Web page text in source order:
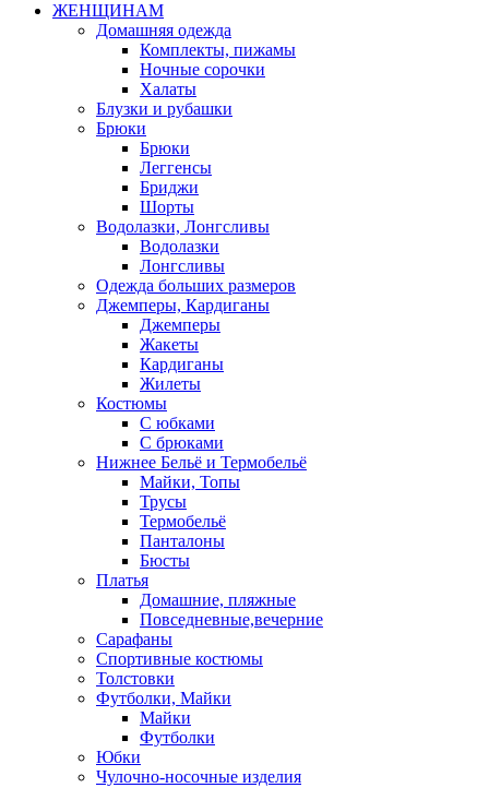
ЖЕНЩИНАМ
Домашняя одежда
Комплекты, пижамы
Ночные сорочки
Халаты
Блузки и рубашки
Брюки
Брюки
Леггенсы
Бриджи
Шорты
Водолазки, Лонгсливы
Водолазки
Лонгсливы
Одежда больших размеров
Джемперы, Кардиганы
Джемперы
Жакеты
Кардиганы
Жилеты
Костюмы
С юбками
С брюками
Нижнее Бельё и Термобельё
Майки, Топы
Трусы
Термобельё
Панталоны
Бюсты
Платья
Домашние, пляжные
Повседневные,вечерние
Сарафаны
Спортивные костюмы
Толстовки
Футболки, Майки
Майки
Футболки
Юбки
Чулочно-носочные изделия